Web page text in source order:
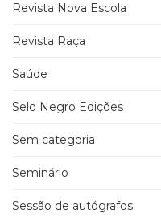
Revista Nova Escola
Revista Raça
Saúde
Selo Negro Edições
Sem categoria
Seminário
Sessão de autógrafos